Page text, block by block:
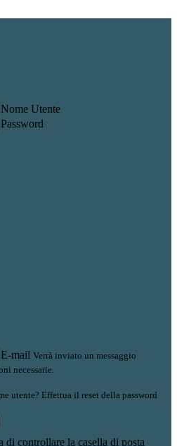
Nome Utente
Password
E-mail Verrà inviato un messaggio
necessarie.
utente? Effettua il reset della password
di controllare la casella di posta